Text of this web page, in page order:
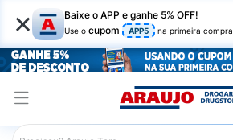
× Baixe o APP e ganhe 5% OFF!
Use o cupom APP5 na primeira compra